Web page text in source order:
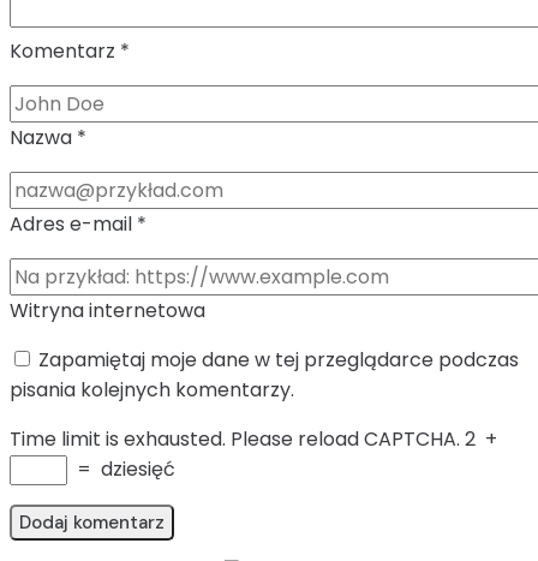
Komentarz *
Nazwa *
Adres e-mail *
Witryna internetowa
Zapamiętaj moje dane w tej przeglądarce podczas
pisania kolejnych komentarzy.
Time limit is exhausted. Please reload CAPTCHA. 2 +
= dziesięć